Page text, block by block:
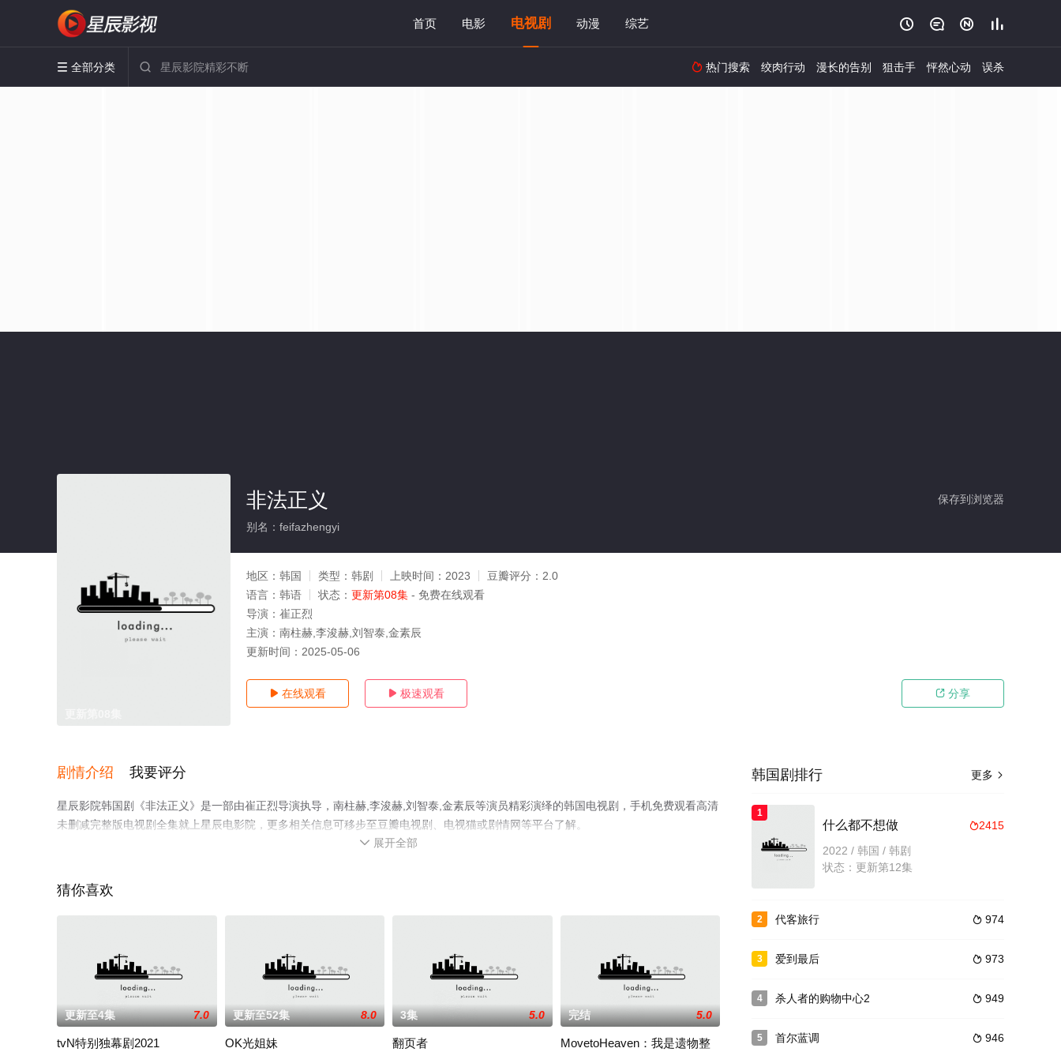
首页 电影 电视剧 动漫 综艺    
 全部分类   热门搜索 绞肉行动 漫长的告别 狙击手 怦然心动 误杀
保存到浏览器
非法正义
别名：feifazhengyi
地区： 韩国 类型： 韩剧 上映时间： 2023 豆瓣评分： 2.0
语言： 韩语 状态： 更新第08集 - 免费在线观看
导演： 崔正烈
主演： 南柱赫,李浚赫,刘智泰,金素辰
更新时间： 2025-05-06
 在线观看  极速观看  分享
剧情介绍 我要评分
星辰影院韩国剧《非法正义》是一部由崔正烈导演执导，南柱赫,李浚赫,刘智泰,金素辰等演员精彩演绎的韩国电视剧，手机免费观看高清
未删减完整版电视剧全集就上星辰电影院，更多相关信息可移步至豆瓣电视剧、电视猫或剧情网等平台了解。
 展开全部
猜你喜欢
更新至4集 7.0
tvN特别独幕剧2021
更新至52集 8.0
OK光姐妹
3集 5.0
翻页者
完结 5.0
MovetoHeaven：我是遗物整
更多 
韩国剧排行
1
2415
什么都不想做
2022 / 韩国 / 韩剧
状态：更新第12集
2  974
代客旅行
3  973
爱到最后
4  949
杀人者的购物中心2
5  946
首尔蓝调